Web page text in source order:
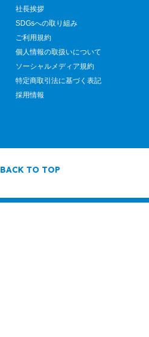
社長挨拶
SDGsへの取り組み
ご利用規約
個人情報の取扱いについて
ソーシャルメディア規約
特定商取引法に基づく表記
採用情報
BACK TO TOP